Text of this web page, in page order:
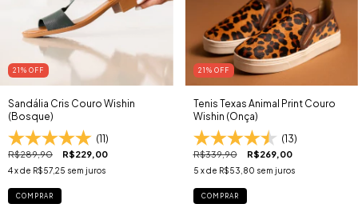
21 % OFF
Sandália Cris Couro Wishin
(Bosque)
(11)
R$289,90 R$229,00
4x de R$57,25 sem juros
COMPRAR
21 % OFF
Tenis Texas Animal Print Couro
Wishin (Onça)
(13)
R$339,90 R$269,00
5 x de R$53,80 sem juros
COMPRAR